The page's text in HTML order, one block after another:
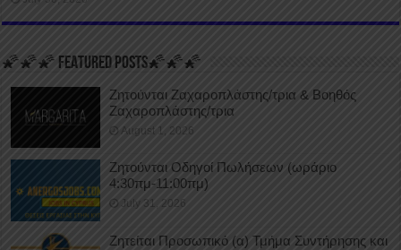
🌠🌠🌠 FEATURED POSTS🌠🌠🌠
Ζητούνται Ζαχαροπλάστης/τρια & Βοηθός
Ζαχαροπλάστης/τρια
August 1, 2026
Ζητούνται Οδηγοί Πωλήσεων (ωράριο
4:30πμ-11:00πμ)
July 31, 2026
Ζητείται Προσωπικό (α) Τμήμα Συντήρησης και